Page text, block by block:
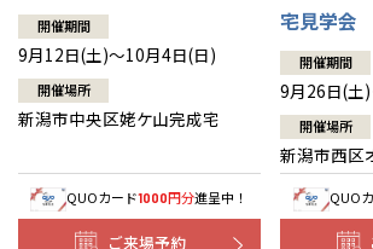
開催期間
9月12日(土)～10月4日(日)
開催場所
新潟市中央区姥ケ山完成宅
QUOカード1000円分進呈中！
ご来場予約
宅見学会
開催期間
9月26日(土)
開催場所
新潟市西区
QUO